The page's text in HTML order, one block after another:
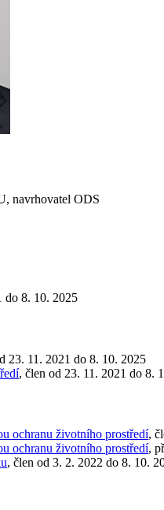
navrhovatel ODS
do 8. 10. 2025
23. 11. 2021 do 8. 10. 2025
, člen od 23. 11. 2021 do 8.
ochranu životního prostředí,
ochranu životního prostředí,
, člen od 3. 2. 2022 do 8. 10.